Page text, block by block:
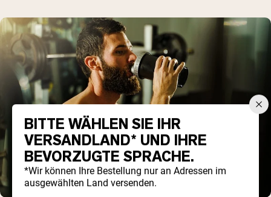
BITTE WÄHLEN SIE IHR
VERSANDLAND* UND IHRE
BEVORZUGTE SPRACHE.
*Wir können Ihre Bestellung nur an Adressen im
ausgewählten Land versenden.